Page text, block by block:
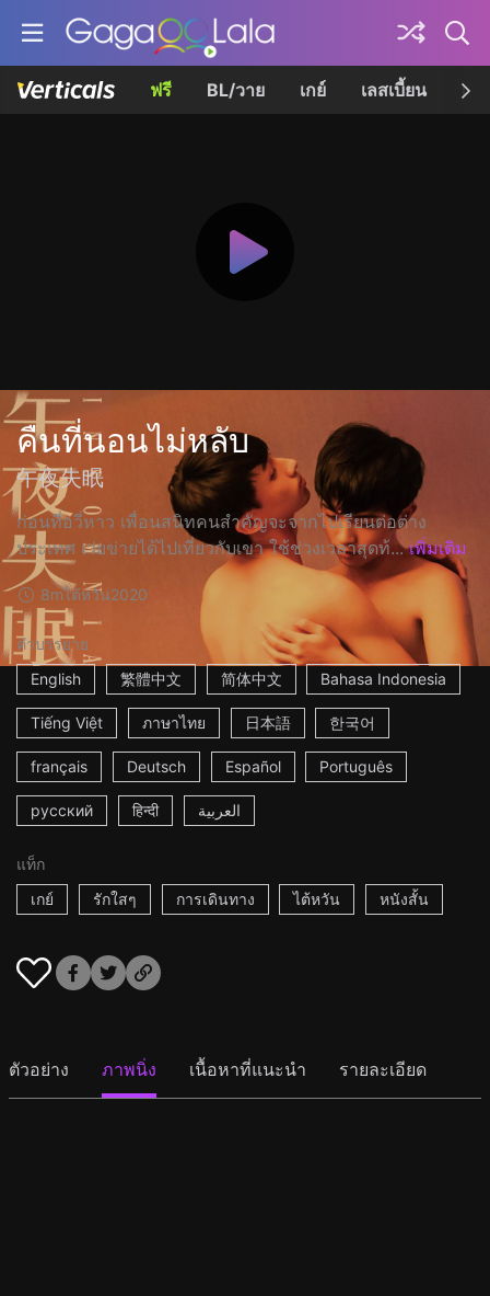
ฟรี BL/วาย เกย์ เลสเบี้ยน เค
คืนที่นอนไม่หลับ
午夜失眠
ก่อนที่อวี่หาว เพื่อนสนิทคนสำคัญจะจากไปเรียนต่อต่าง
ประเทศ เว่ยข่ายได้ไปเที่ยวกับเขา ใช้ช่วงเวลาสุดท้... เพิ่มเติม
8mไต้หวัน2020
คำบรรยาย
English
繁體中文 简体中文 Bahasa Indonesia
Tiếng Việt ภาษาไทย 日本語 한국어
français Deutsch Español Português
русский हिन्दी العربية
แท็ก
เกย์
รักใสๆ การเดินทาง ไต้หวัน หนังสั้น
ตัวอย่าง ภาพนิ่ง เนื้อหาที่แนะนำ รายละเอียด